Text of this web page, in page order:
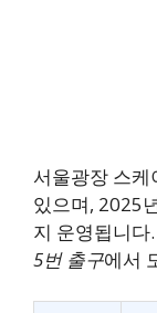
서울광장 스케
있으며, 2025
지 운영됩니다
5번 출구에서